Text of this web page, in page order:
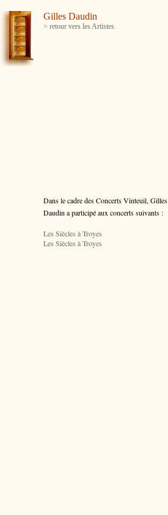
Gilles Daudin
> retour vers les Artistes
Dans le cadre des Concerts Vinteuil, Gilles
Daudin a participé aux concerts suivants :
Les Siècles à Troyes
Les Siècles à Troyes